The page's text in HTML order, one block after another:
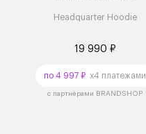
Headquarter Hoodie
19 990 ₽
по 4 997 ₽ x4 платежами
с партнёрами BRANDSHOP